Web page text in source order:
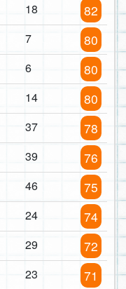
18 82
7 80
6 80
14 80
37 78
39 76
46 75
24 74
29 72
23 71